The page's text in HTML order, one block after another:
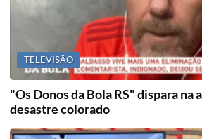
TELEVISÃO
"Os Donos da Bola RS" dispara na
desastre colorado